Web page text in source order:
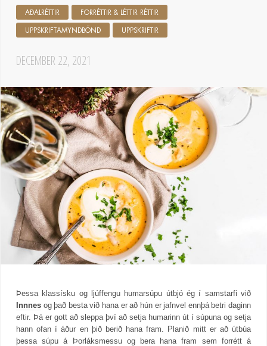
DECEMBER 22, 2021
AÐALRÉTTIR FORRÉTTIR & LÉTTIR RÉTTIR
UPPSKRIFTAMYNDBÖND UPPSKRIFTIR
Þessa klassísku og ljúffengu humarsúpu útbjó ég í samstarfi við
Innnes og það besta við hana er að hún er jafnvel ennþá betri daginn
eftir. Þá er gott að sleppa því að setja humarinn út í súpuna og setja
hann ofan í áður en þið berið hana fram. Planið mitt er að útbúa
þessa súpu á Þorláksmessu og bera hana fram sem forrétt á